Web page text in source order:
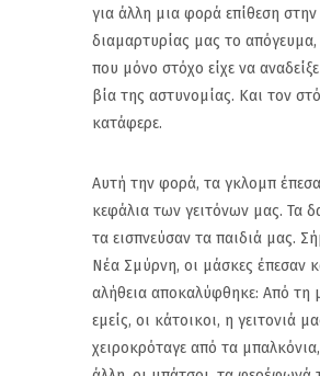
για άλλη μια φορά επίθεση στην
διαμαρτυρίας μας το απόγευμα,
που μόνο στόχο είχε να
βία της αστυνομίας. Και τον
κατάφερε.
Αυτή την φορά, τα γκλομπ
κεφάλια των γειτόνων μας. Τα
τα εισπνεύσαν τα παιδιά μας.
Νέα Σμύρνη, οι μάσκες έπεσαν
αλήθεια αποκαλύφθηκε: Από τη
εμείς, οι κάτοικοι, η γειτονιά
χειροκρόταγε από τα